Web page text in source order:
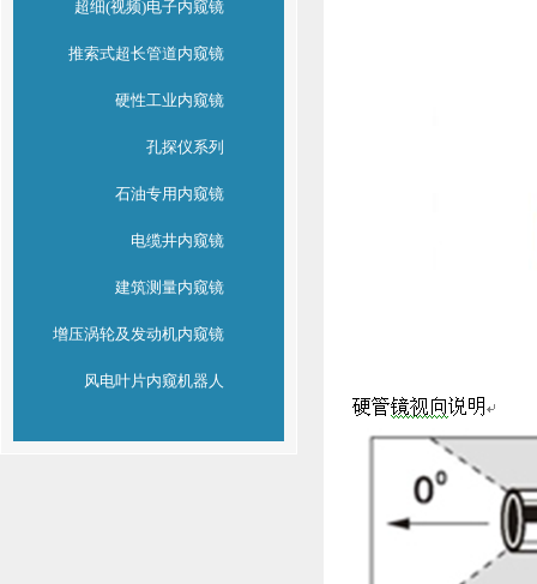
超细(视频)电子内窥镜
推索式超长管道内窥镜
硬性工业内窥镜
孔探仪系列
石油专用内窥镜
电缆井内窥镜
建筑测量内窥镜
增压涡轮及发动机内窥镜
风电叶片内窥机器人